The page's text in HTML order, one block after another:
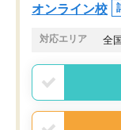
オンライン校
対応エリア 全